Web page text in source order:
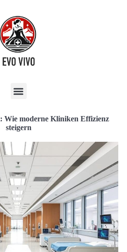
Wie moderne Kliniken Effizienz
steigern